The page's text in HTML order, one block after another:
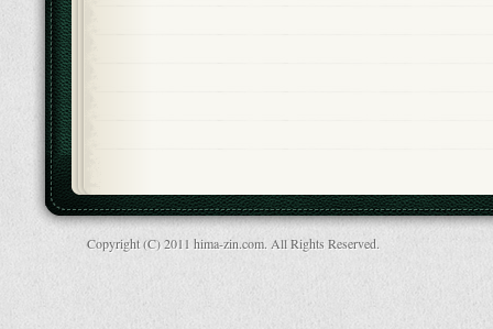
Copyright (C) 2011 hima-zin.com. All Rights Reserved.